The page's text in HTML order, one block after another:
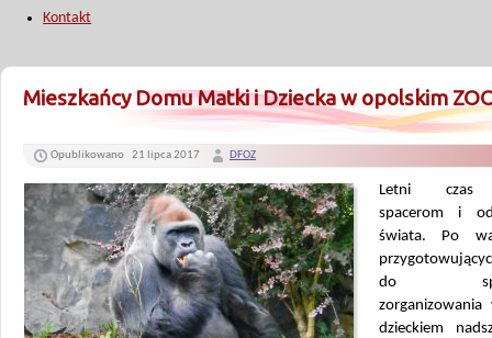
Kontakt
Mieszkańcy Domu Matki i Dziecka w opolskim
Opublikowano 21 lipca 2017 DFOZ
Letni czas
spacerom i
świata. Po
do
dzieckiem